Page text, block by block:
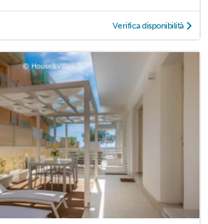
Verifica disponibilità